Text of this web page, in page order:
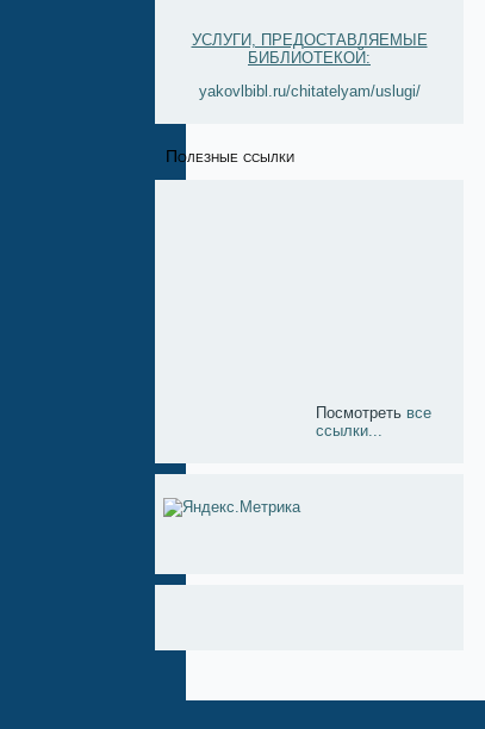
УСЛУГИ, ПРЕДОСТАВЛЯЕМЫЕ
БИБЛИОТЕКОЙ:
yakovlbibl.ru/chitatelyam/uslugi/
Полезные ссылки
Посмотреть все
ссылки...